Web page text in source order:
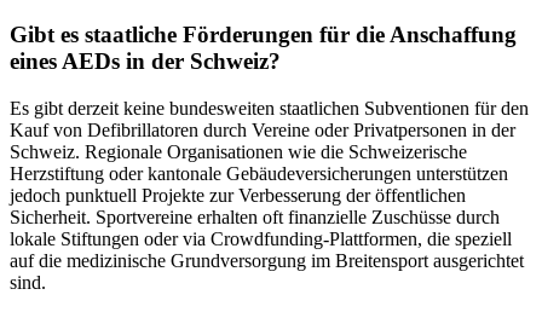
Gibt es staatliche Förderungen für die Anschaffung
eines AEDs in der Schweiz?
Es gibt derzeit keine bundesweiten staatlichen Subventionen für den
Kauf von Defibrillatoren durch Vereine oder Privatpersonen in der
Schweiz. Regionale Organisationen wie die Schweizerische
Herzstiftung oder kantonale Gebäudeversicherungen unterstützen
jedoch punktuell Projekte zur Verbesserung der öffentlichen
Sicherheit. Sportvereine erhalten oft finanzielle Zuschüsse durch
lokale Stiftungen oder via Crowdfunding-Plattformen, die speziell
auf die medizinische Grundversorgung im Breitensport ausgerichtet
sind.